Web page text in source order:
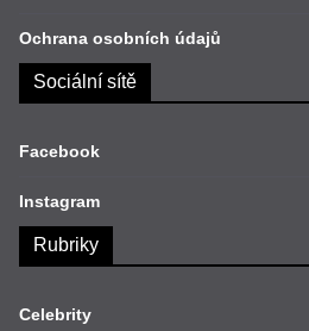
Ochrana osobních údajů
Sociální sítě
Facebook
Instagram
Rubriky
Celebrity